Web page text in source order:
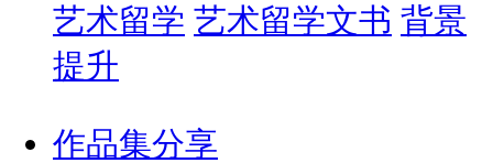
艺术留学 艺术留学文书 背景
提升
作品集分享